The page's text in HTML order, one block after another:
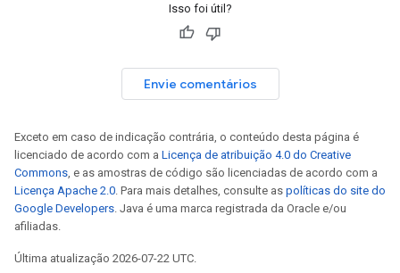
Isso foi útil?
Envie comentários
Exceto em caso de indicação contrária, o conteúdo desta página é
licenciado de acordo com a Licença de atribuição 4.0 do Creative
Commons , e as amostras de código são licenciadas de acordo com a
Licença Apache 2.0 . Para mais detalhes, consulte as políticas do site do
Google Developers . Java é uma marca registrada da Oracle e/ou
afiliadas.
Última atualização 2026-07-22 UTC.